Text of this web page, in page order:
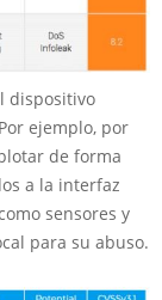
dispositivo
ejemplo, por
de forma
a la interfaz
sensores y
para su abuso.